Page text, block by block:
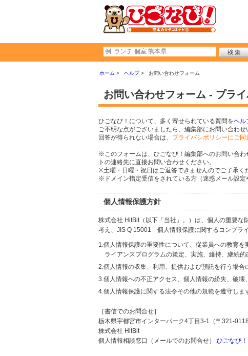
ホーム ヘルプ お問い合わせフォーム
お問い合わせフォーム - プラ
ひごなび！について、多く寄せられている質問をヘル
ご不明な点がございましたら、編集部にお問い合わせ
回答が得られない場合は、 プライバシポリシーにご同
※このフォームは、ひごなび！編集部へのお問い合
トの連絡先に直接お問い合わせください。
※土曜・日曜・祝日はご返答できませんのでご了承く
※ドメイン指定受信をされている方（迷惑メール設
個人情報保護方針
株式会社 HitBit（以下「当社」。）は、個人の重要な
考え、JIS Q 15001「個人情報保護に関するコンプラ
1.個人情報保護の重要性について、従業員への教育
ライアンスプログラムの策定、実施、維持、継続的
2.個人情報の収集、利用、提供および預託を行う場合
3.個人情報への不正アクセス、個人情報の紛失、破
4.個人情報保護に関する法令その他の規範を遵守しま
［書信でのお問合せ］
栃木県宇都宮市インターパーク4丁目3-1（〒321-0118
株式会社 HitBit
個人情報相談窓口（メールでのお問合せ）:ひごなび